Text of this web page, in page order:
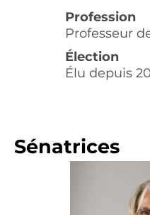
Profession
Professeur
Élection
Élu depuis
Sénatrices